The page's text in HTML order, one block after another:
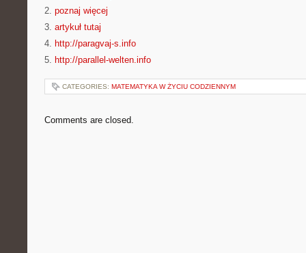
2. poznaj więcej
3. artykuł tutaj
4. http://paragvaj-s.info
5. http://parallel-welten.info
CATEGORIES: MATEMATYKA W ŻYCIU CODZIENNYM
Comments are closed.